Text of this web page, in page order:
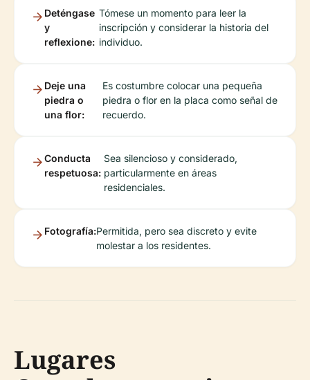
Deténgase
y
reflexione:
Tómese un momento para leer la
inscripción y considerar la historia del
individuo.
Deje una
piedra o
una flor:
Es costumbre colocar una pequeña
piedra o flor en la placa como señal de
recuerdo.
Conducta
respetuosa:
Sea silencioso y considerado,
particularmente en áreas
residenciales.
Fotografía:Permitida, pero sea discreto y evite
molestar a los residentes.
Lugares